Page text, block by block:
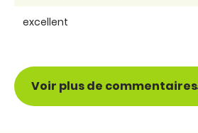
excellent
Voir plus de commentaires